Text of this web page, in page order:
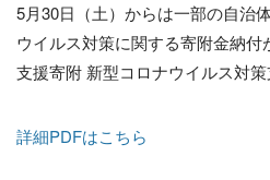
5月30日（土）からは一部の自治
ウイルス対策に関する寄附金納付
支援寄附 新型コロナウイルス対策
詳細PDFはこちら